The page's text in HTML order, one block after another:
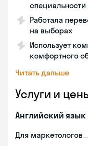
Работала
на выборах
Использует
комфортного
Читать дальше
Услуги и
Английский язык
Для маркетологов